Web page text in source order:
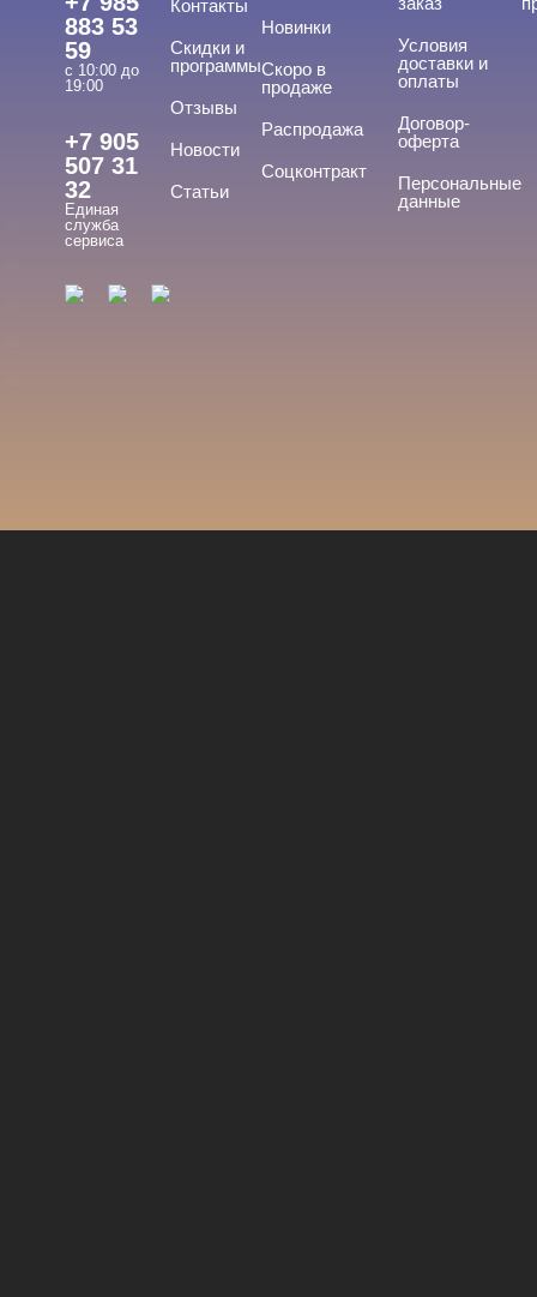
Cвернуть
База
База жесткая
883 53
59
с 10:00 до
19:00
+7 905
507 31
32
Единая
служба
сервиса
Контакты
Скидки и
программы
Отзывы
Новости
Статьи
Новинки
Скоро в
продаже
Распродажа
Соцконтракт
Условия
доставки и
оплаты
Договор-
оферта
Персональные
данные